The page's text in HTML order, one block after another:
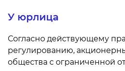
У юрлица
Согласно действующему
регулированию,
общества с ограниченной